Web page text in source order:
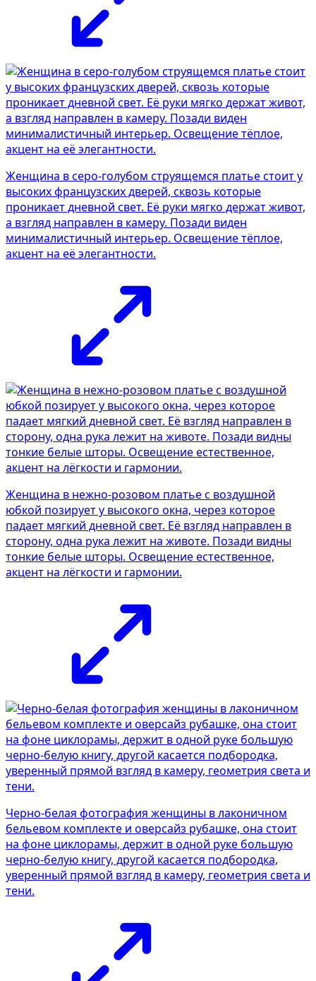
Женщина в серо-голубом струящемся платье стоит у
высоких французских дверей, сквозь которые
проникает дневной свет. Её руки мягко держат живот,
а взгляд направлен в камеру. Позади виден
минималистичный интерьер. Освещение тёплое,
акцент на её элегантности.
Женщина в нежно-розовом платье с воздушной
юбкой позирует у высокого окна, через которое
падает мягкий дневной свет. Её взгляд направлен в
сторону, одна рука лежит на животе. Позади видны
тонкие белые шторы. Освещение естественное,
акцент на лёгкости и гармонии.
Черно-белая фотография женщины в лаконичном
бельевом комплекте и оверсайз рубашке, она стоит
на фоне циклорамы, держит в одной руке большую
черно-белую книгу, другой касается подбородка,
уверенный прямой взгляд в камеру, геометрия света и
тени.